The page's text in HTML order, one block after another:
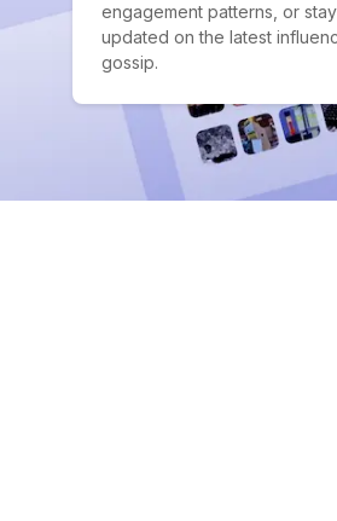
engagement patterns, or stay
updated on the latest
gossip.